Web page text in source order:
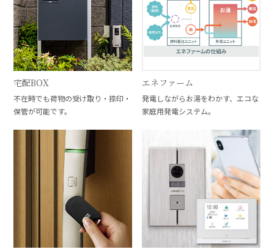
宅配BOX
不在時でも荷物の受け取り・捺印・
保管が可能です。
エネファーム
発電しながらお湯をわかす、エコな
家庭用発電システム。